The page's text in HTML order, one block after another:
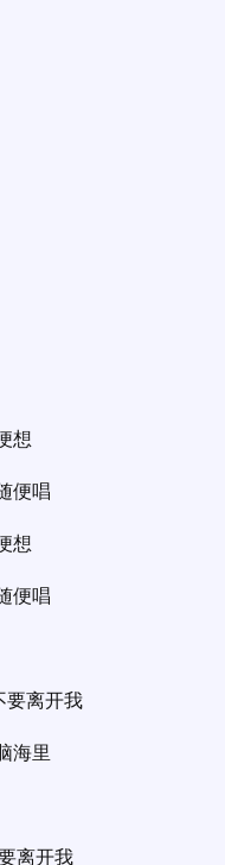
想
便唱
想
便唱
要离开我
海里
离开我